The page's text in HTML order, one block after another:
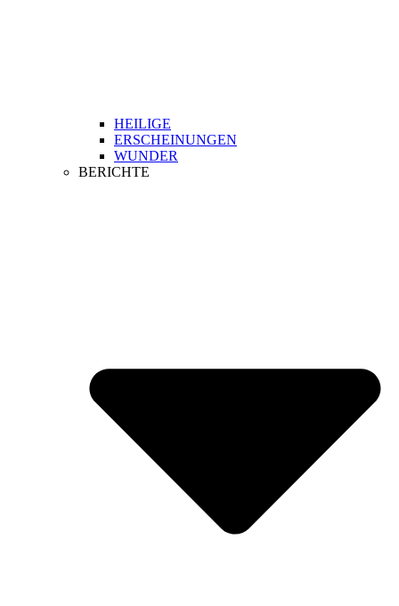
HEILIGE
ERSCHEINUNGEN
WUNDER
BERICHTE